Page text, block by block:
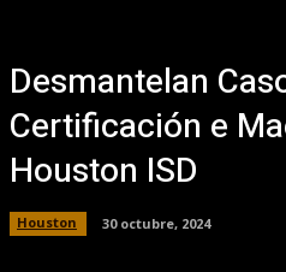
Desmantelan
Certificación e
Houston ISD
Houston 30 octubre, 2024